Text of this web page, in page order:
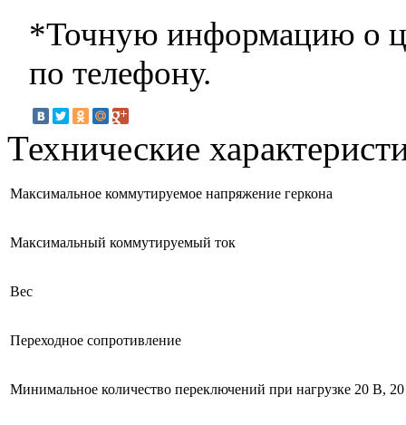
*Точную информацию о
по телефону.
Технические
Максимальное коммутируемое напряжение геркона
Максимальный коммутируемый ток
Вес
Переходное сопротивление
Минимальное количество переключений при нагрузке 20 В,